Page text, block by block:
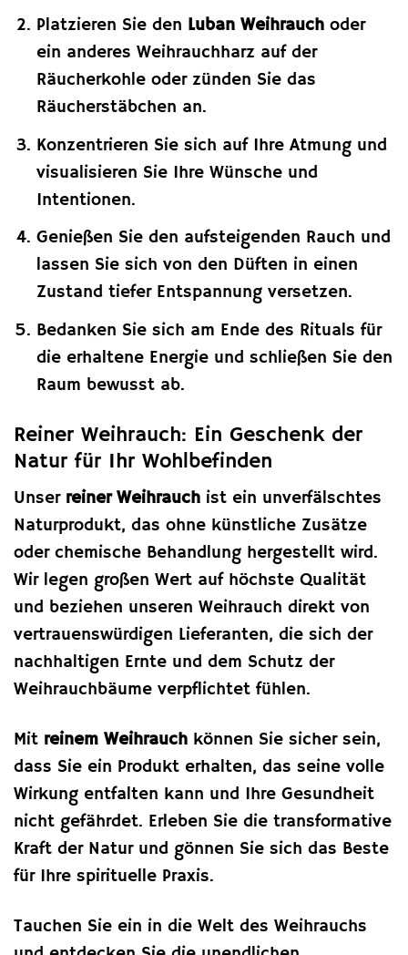
Platzieren Sie den Luban Weihrauchoder
ein anderes Weihrauchharz auf der
Räucherkohle oder zünden Sie das
Räucherstäbchen an.
Konzentrieren Sie sich auf Ihre Atmung und
visualisieren Sie Ihre Wünsche und
Intentionen.
Genießen Sie den aufsteigenden Rauch und
lassen Sie sich von den Düften in einen
Zustand tiefer Entspannung versetzen.
Bedanken Sie sich am Ende des Rituals für
die erhaltene Energie und schließen Sie den
Raum bewusst ab.
Reiner Weihrauch: Ein Geschenk der
Natur für Ihr Wohlbefinden
Unser reiner Weihrauch ist ein unverfälschtes
Naturprodukt, das ohne künstliche Zusätze
oder chemische Behandlung hergestellt wird.
Wir legen großen Wert auf höchste Qualität
und beziehen unseren Weihrauch direkt von
vertrauenswürdigen Lieferanten, die sich der
nachhaltigen Ernte und dem Schutz der
Weihrauchbäume verpflichtet fühlen.
Mit reinem Weihrauch können Sie sicher sein,
dass Sie ein Produkt erhalten, das seine volle
Wirkung entfalten kann und Ihre Gesundheit
nicht gefährdet. Erleben Sie die transformative
Kraft der Natur und gönnen Sie sich das Beste
für Ihre spirituelle Praxis.
Tauchen Sie ein in die Welt des Weihrauchs